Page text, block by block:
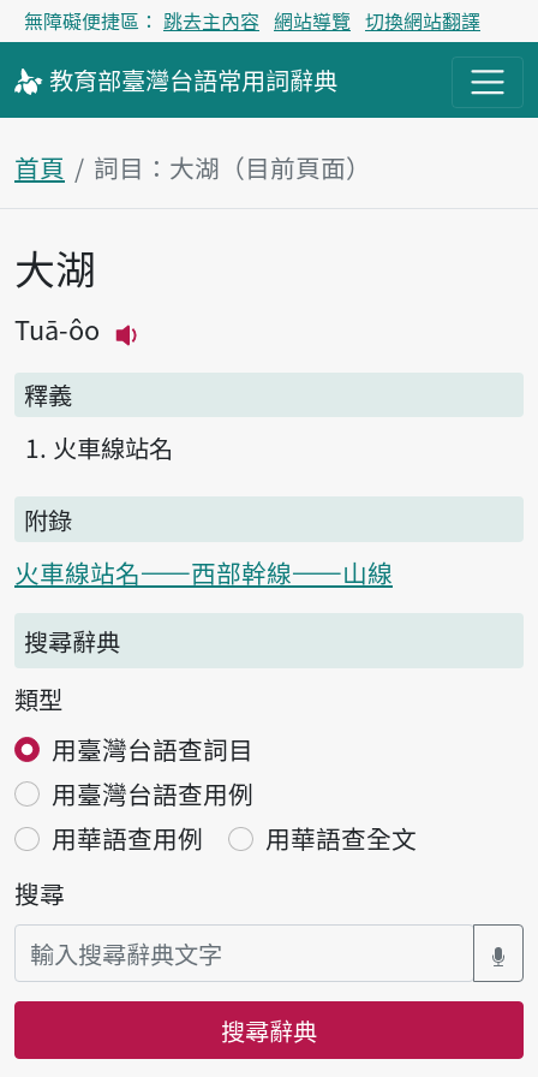
無障礙便捷區： 跳去主內容 網站導覽 切換網站翻譯
教育部臺灣台語常用詞辭典
首頁 詞目：大湖（目前頁面）
主內容區塊
大湖
Tuā-ôo
釋義
火車線站名
附錄
火車線站名——西部幹線——山線
搜尋辭典
類型
用臺灣台語查詞目
用臺灣台語查用例
用華語查用例
用華語查全文
搜尋
搜尋辭典